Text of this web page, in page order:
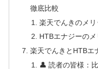
徹底比較
楽天でんきのメ
HTBエナジーの
楽天でんきとHTBエ
👤 読者の皆様：